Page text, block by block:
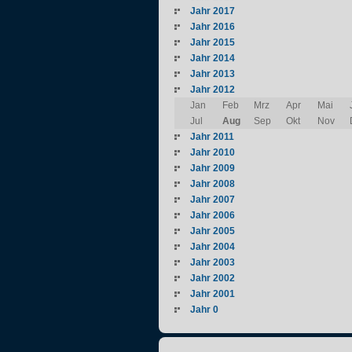
Jahr 2017
Jahr 2016
Jahr 2015
Jahr 2014
Jahr 2013
Jahr 2012
Jan
Feb Mrz Apr Mai
Jul
Aug Sep Okt Nov
Jahr 2011
Jahr 2010
Jahr 2009
Jahr 2008
Jahr 2007
Jahr 2006
Jahr 2005
Jahr 2004
Jahr 2003
Jahr 2002
Jahr 2001
Jahr 0